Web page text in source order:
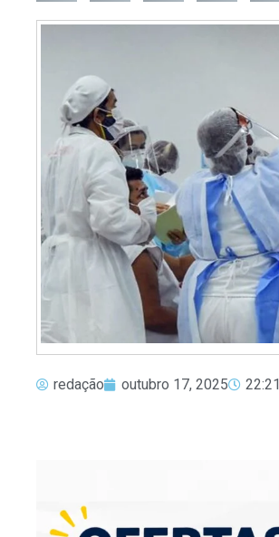
redação outubro 17, 2025 22:21